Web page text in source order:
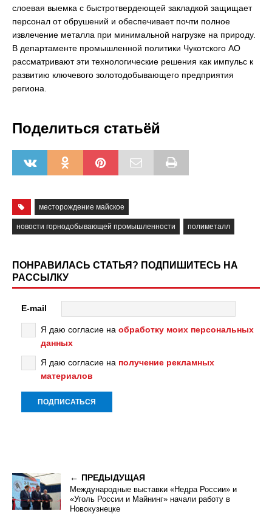
слоевая выемка с быстротвердеющей закладкой защищает
персонал от обрушений и обеспечивает почти полное
извлечение металла при минимальной нагрузке на природу.
В департаменте промышленной политики Чукотского АО
рассматривают эти технологические решения как импульс к
развитию ключевого золотодобывающего предприятия
региона.
Поделиться статьёй
месторождение майское
новости горнодобывающей промышленности полиметалл
ПОНРАВИЛАСЬ СТАТЬЯ? ПОДПИШИТЕСЬ НА
РАССЫЛКУ
E-mail
Я даю согласие на обработку моих персональных
данных
Я даю согласие на получение рекламных
материалов
ПРЕДЫДУЩАЯ
Международные выставки «Недра России» и
«Уголь России и Майнинг» начали работу в
Новокузнецке